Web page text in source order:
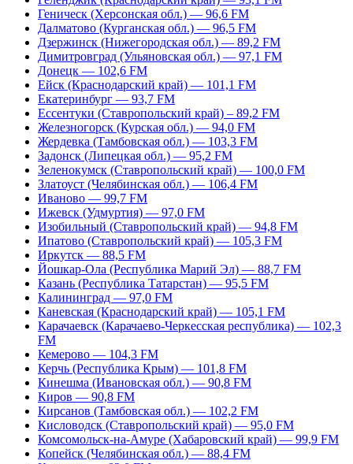
Геническ (Херсонская обл.) — 96,6 FM
Далматово (Курганская обл.) — 96,5 FM
Дзержинск (Нижегородская обл.) — 89,2 FM
Димитровград (Ульяновская обл.) — 97,1 FM
Донецк — 102,6 FM
Ейск (Краснодарский край) — 101,1 FM
Екатеринбург — 93,7 FM
Ессентуки (Ставропольский край) – 89,2 FM
Железногорск (Курская обл.) — 94,0 FM
Жердевка (Тамбовская обл.) — 103,3 FM
Задонск (Липецкая обл.) — 95,2 FM
Зеленокумск (Ставропольский край) — 100,0 FM
Златоуст (Челябинская обл.) — 106,4 FM
Иваново — 99,7 FM
Ижевск (Удмуртия) — 97,0 FM
Изобильный (Ставропольский край) — 94,8 FM
Ипатово (Ставропольский край) — 105,3 FM
Иркутск — 88,5 FM
Йошкар-Ола (Республика Марий Эл) — 88,7 FM
Казань (Республика Татарстан) — 95,5 FM
Калининград — 97,0 FM
Каневская (Краснодарский край) — 105,1 FM
Карачаевск (Карачаево-Черкесская республика) — 102,3
FM
Кемерово — 104,3 FM
Керчь (Республика Крым) — 101,8 FM
Кинешма (Ивановская обл.) — 90,8 FM
Киров — 90,8 FM
Кирсанов (Тамбовская обл.) — 102,2 FM
Кисловодск (Ставропольский край) — 95,0 FM
Комсомольск-на-Амуре (Хабаровский край) — 99,9 FM
Копейск (Челябинская обл.) — 88,4 FM